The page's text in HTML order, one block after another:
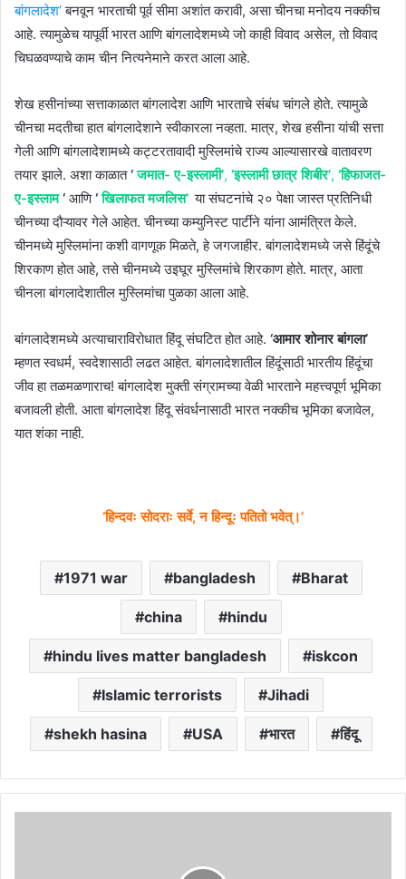
बांगलादेश’बनवून भारताची पूर्व सीमा अशांत करावी, असा चीनचा मनोदय नक्कीच
आहे. त्यामुळेच यापूर्वी भारत आणि बांगलादेशमध्ये जो काही विवाद असेल, तो विवाद
चिघळवण्याचे काम चीन नित्यनेमाने करत आला आहे.
शेख हसीनांच्या सत्ताकाळात बांगलादेश आणि भारताचे संबंध चांगले होते. त्यामुळे
चीनचा मदतीचा हात बांगलादेशाने स्वीकारला नव्हता. मात्र, शेख हसीना यांची सत्ता
गेली आणि बांगलादेशामध्ये कट्टरतावादी मुस्लिमांचे राज्य आल्यासारखे वातावरण
तयार झाले. अशा काळात‘जमात- ए-इस्लामी’, ‘इस्लामी छात्र शिबीर’, ‘हिफाजत-
ए-इस्लाम ‘आणि‘खिलाफत मजलिस’ या संघटनांचे २० पेक्षा जास्त प्रतिनिधी
चीनच्या दौऱ्यावर गेले आहेत. चीनच्या कम्युनिस्ट पार्टीने यांना आमंत्रित केले.
चीनमध्ये मुस्लिमांना कशी वागणूक मिळते, हे जगजाहीर. बांगलादेशमध्ये जसे हिंदूंचे
शिरकाण होत आहे, तसे चीनमध्ये उइघूर मुस्लिमांचे शिरकाण होते. मात्र, आता
चीनला बांगलादेशातील मुस्लिमांचा पुळका आला आहे.
बांगलादेशमध्ये अत्याचाराविरोधात हिंदू संघटित होत आहे. ‘आमार शोनार बांगला’
म्हणत स्वधर्म, स्वदेशासाठी लढत आहेत. बांगलादेशातील हिंदूंसाठी भारतीय हिंदूंचा
जीव हा तळमळणाराच! बांगलादेश मुक्ती संग्रामच्या वेळी भारताने महत्त्वपूर्ण भूमिका
बजावली होती. आता बांगलादेश हिंदू संवर्धनासाठी भारत नक्कीच भूमिका बजावेल,
यात शंका नाही.
‘हिन्दवः सोदराः सर्वे, न हिन्दूः पतितो भवेत्।’
1971 war bangladesh Bharat
china hindu
hindu lives matter bangladesh iskcon
Islamic terrorists Jihadi
shekh hasina USA भारत हिंदू